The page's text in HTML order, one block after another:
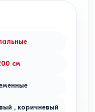
см
, коричневый